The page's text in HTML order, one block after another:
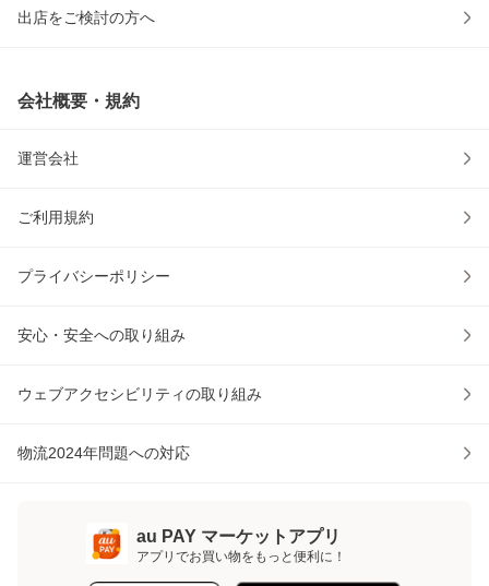
出店をご検討の方へ
会社概要・規約
運営会社
ご利用規約
プライバシーポリシー
安心・安全への取り組み
ウェブアクセシビリティの取り組み
物流2024年問題への対応
au PAY マーケットアプリ
アプリでお買い物をもっと便利に！